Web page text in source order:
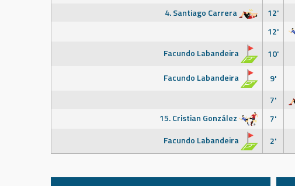
4. Santiago Carrera
12'
12'
Facundo Labandeira
10'
Facundo Labandeira
9'
7'
15. Cristian González
7'
Facundo Labandeira
2'